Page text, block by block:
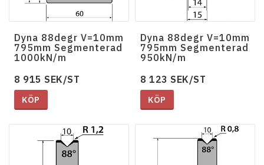
Dyna 88degr V=10mm
795mm Segmenterad
1000kN/m
8 915 SEK/ST
KÖP
Dyna 88degr V=10mm
795mm Segmenterad
950kN/m
8 123 SEK/ST
KÖP